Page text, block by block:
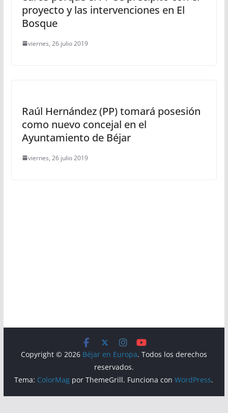
proyecto y las intervenciones en El
Bosque
viernes, 26 julio 2019
Raúl Hernández (PP) tomará posesión
como nuevo concejal en el
Ayuntamiento de Béjar
viernes, 26 julio 2019
Copyright © 2026 Béjar en Europa. Todos los derechos
reservados.
Tema: ColorMag por ThemeGrill. Funciona conWordPress.